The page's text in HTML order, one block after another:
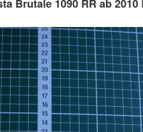
Brutale 1090 RR ab 2010